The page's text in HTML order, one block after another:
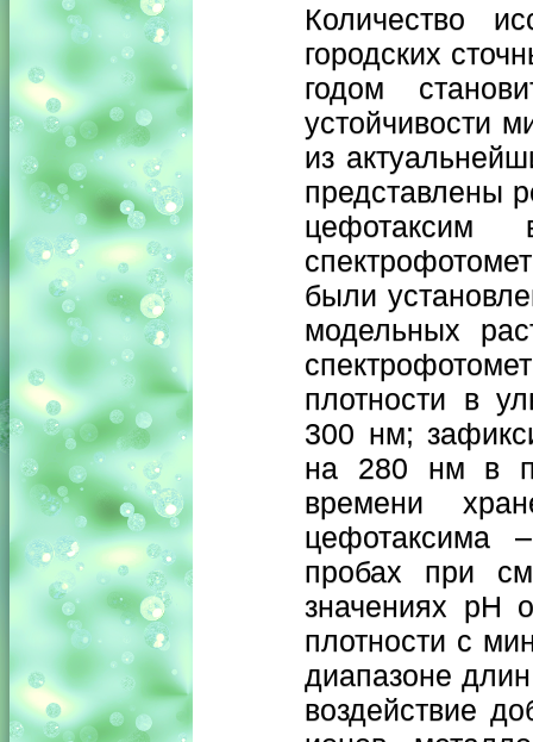
Количество
городских
годом
устойчивости
из
представлены
были
модельных
плотности в
300 нм;
на 280 нм в
времени
цефотаксима
пробах при
значениях рН
плотности с
диапазоне
воздействие